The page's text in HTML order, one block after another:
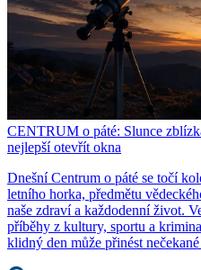
CENTRUM o páté: Slunce
nejlepší otevřít okna
Dnešní Centrum o páté se točí
letního horka, předmětu
naše zdraví a každodenní život.
příběhy z kultury, sportu a
klidný den může přinést